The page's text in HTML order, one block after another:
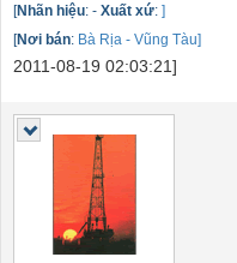
[Nhãn hiệu: - Xuất xứ: ]
[Nơi bán: Bà Rịa - Vũng Tàu]
2011-08-19 02:03:21]